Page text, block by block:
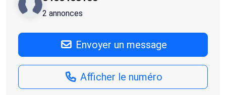
2 annonces
Envoyer un message
Afficher le numéro